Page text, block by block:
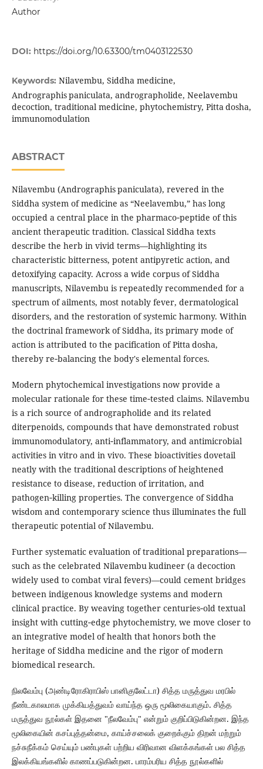
Author
DOI: https://doi.org/10.63300/tm0403122530
Keywords: Nilavembu, Siddha medicine,
Andrographis paniculata, andrographolide, Neelavembu
decoction, traditional medicine, phytochemistry, Pitta dosha,
immunomodulation
ABSTRACT
Nilavembu (Andrographis paniculata), revered in the
Siddha system of medicine as “Neelavembu,” has long
occupied a central place in the pharmaco‑peptide of this
ancient therapeutic tradition. Classical Siddha texts
describe the herb in vivid terms—highlighting its
characteristic bitterness, potent antipyretic action, and
detoxifying capacity. Across a wide corpus of Siddha
manuscripts, Nilavembu is repeatedly recommended for a
spectrum of ailments, most notably fever, dermatological
disorders, and the restoration of systemic harmony. Within
the doctrinal framework of Siddha, its primary mode of
action is attributed to the pacification of Pitta dosha,
thereby re‑balancing the body's elemental forces.
Modern phytochemical investigations now provide a
molecular rationale for these time‑tested claims. Nilavembu
is a rich source of andrographolide and its related
diterpenoids, compounds that have demonstrated robust
immunomodulatory, anti‑inflammatory, and antimicrobial
activities in vitro and in vivo. These bioactivities dovetail
neatly with the traditional descriptions of heightened
resistance to disease, reduction of irritation, and
pathogen‑killing properties. The convergence of Siddha
wisdom and contemporary science thus illuminates the full
therapeutic potential of Nilavembu.
Further systematic evaluation of traditional preparations—
such as the celebrated Nilavembu kudineer (a decoction
widely used to combat viral fevers)—could cement bridges
between indigenous knowledge systems and modern
clinical practice. By weaving together centuries‑old textual
insight with cutting‑edge phytochemistry, we move closer to
an integrative model of health that honors both the
heritage of Siddha medicine and the rigor of modern
biomedical research.
நிலவேம்பு (அண்டிரோகிராபிஸ் பானிகுலேட்டா) சித்த மருத்துவ மரபில்
நீண்டகாலமாக முக்கியத்துவம் வாய்ந்த ஒரு மூலிகையாகும். சித்த
மருத்துவ நூல்கள் இதனை "நீலவேம்பு" என்றும் குறிப்பிடுகின்றன. இந்த
மூலிகையின் கசப்புத்தன்மை, காய்ச்சலைக் குறைக்கும் திறன் மற்றும்
நச்சுநீக்கம் செய்யும் பண்புகள் பற்றிய விரிவான விளக்கங்கள் பல சித்த
இலக்கியங்களில் காணப்படுகின்றன. பாரம்பரிய சித்த நூல்களில்